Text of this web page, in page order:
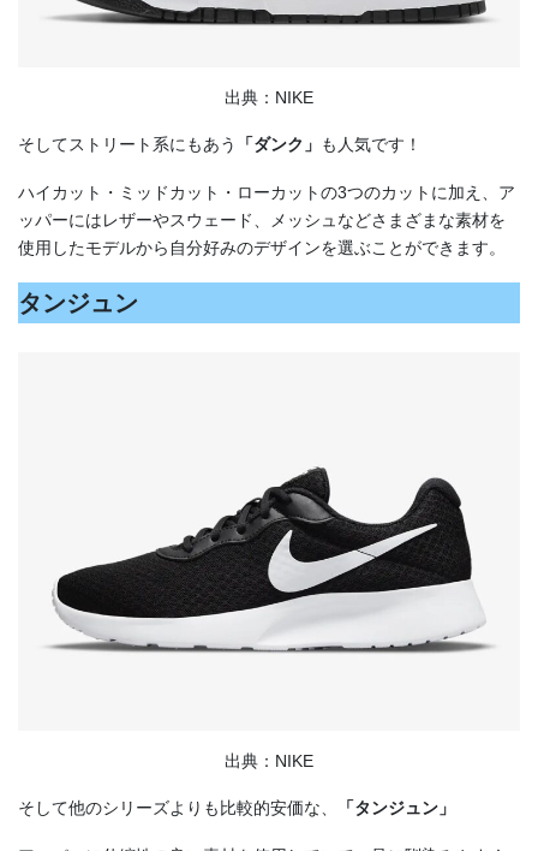
出典：NIKE
そしてストリート系にもあう 「ダンク」 も人気です！
ハイカット・ミッドカット・ローカットの3つのカットに加え、ア
ッパーにはレザーやスウェード、メッシュなどさまざまな素材を
使用したモデルから自分好みのデザインを選ぶことができます。
タンジュン
出典：NIKE
そして他のシリーズよりも比較的安価な、 「タンジュン」